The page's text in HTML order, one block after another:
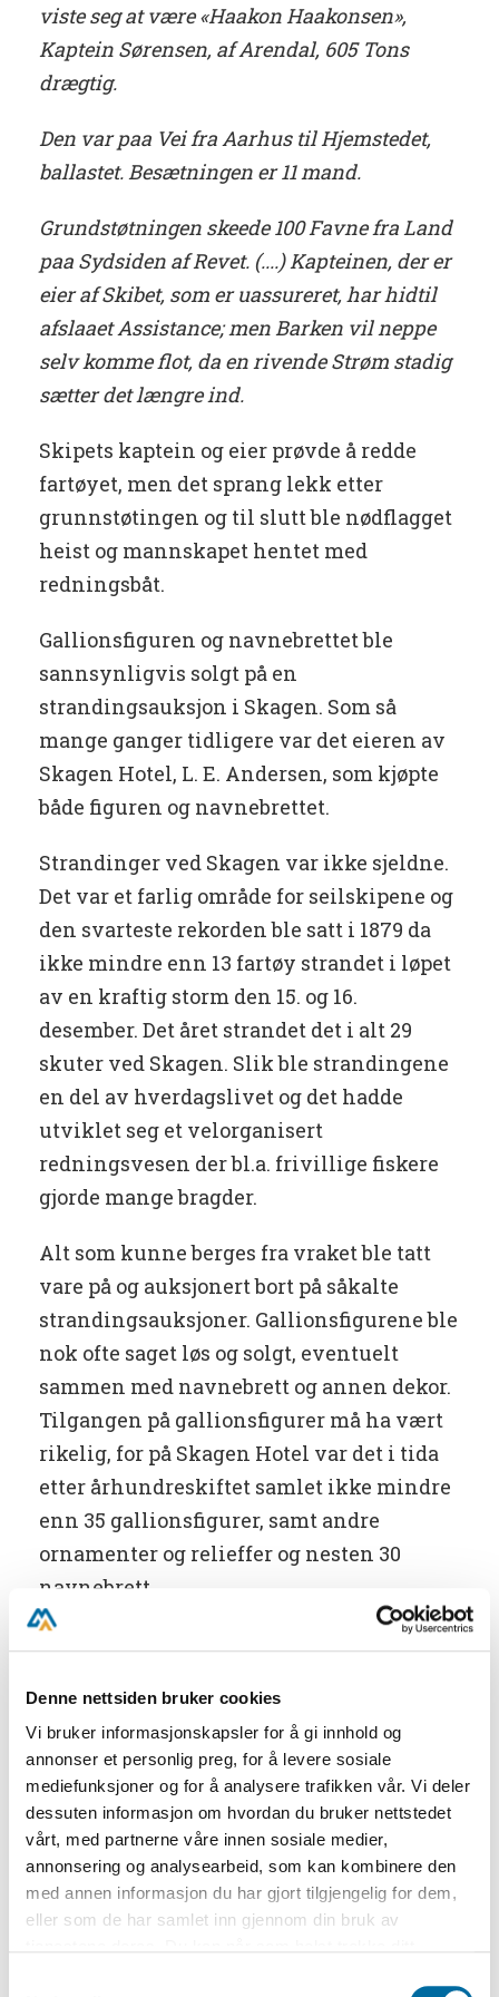
Denne nettsiden bruker cookies
Vi bruker informasjonskapsler for å gi innhold og
annonser et personlig preg, for å levere sosiale
mediefunksjoner og for å analysere trafikken vår. Vi deler
dessuten informasjon om hvordan du bruker nettstedet
vårt, med partnerne våre innen sosiale medier,
annonsering og analysearbeid, som kan kombinere den
med annen informasjon du har gjort tilgjengelig for dem,
eller som de har samlet inn gjennom din bruk av
viste seg at være «Haakon Haakonsen»,
Kaptein Sørensen, af Arendal, 605 Tons
drægtig.
Den var paa Vei fra Aarhus til Hjemstedet,
ballastet. Besætningen er 11 mand.
Grundstøtningen skeede 100 Favne fra Land
paa Sydsiden af Revet. (....) Kapteinen, der er
eier af Skibet, som er uassureret, har hidtil
afslaaet Assistance; men Barken vil neppe
selv komme flot, da en rivende Strøm stadig
sætter det længre ind.
Skipets kaptein og eier prøvde å redde
fartøyet, men det sprang lekk etter
grunnstøtingen og til slutt ble nødflagget
heist og mannskapet hentet med
redningsbåt.
Gallionsfiguren og navnebrettet ble
sannsynligvis solgt på en
strandingsauksjon i Skagen. Som så
mange ganger tidligere var det eieren av
Skagen Hotel, L. E. Andersen, som kjøpte
både figuren og navnebrettet.
Strandinger ved Skagen var ikke sjeldne.
Det var et farlig område for seilskipene og
den svarteste rekorden ble satt i 1879 da
ikke mindre enn 13 fartøy strandet i løpet
av en kraftig storm den 15. og 16.
desember. Det året strandet det i alt 29
skuter ved Skagen. Slik ble strandingene
en del av hverdagslivet og det hadde
utviklet seg et velorganisert
redningsvesen der bl.a. frivillige fiskere
gjorde mange bragder.
Alt som kunne berges fra vraket ble tatt
vare på og auksjonert bort på såkalte
strandingsauksjoner. Gallionsfigurene ble
nok ofte saget løs og solgt, eventuelt
sammen med navnebrett og annen dekor.
Tilgangen på gallionsfigurer må ha vært
rikelig, for på Skagen Hotel var det i tida
etter århundreskiftet samlet ikke mindre
enn 35 gallionsfigurer, samt andre
ornamenter og relieffer og nesten 30
navnebrett.
Hotelleier L. E. Andersen plasserte alle
sine gallionsfigurer, navnebrett m.m. som
atmosfæreskapende elementer i hotellets
spisesal. Gallionssalen på Skagen Hotel
ble etter hvert et begrep. Hotelleieren
hadde øye for trefigurenes dekorative
verdi og for hotellets gjester ble de et
talende bevis for de farlige forholdene for